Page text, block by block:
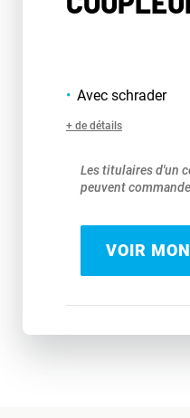
Avec schrader
+ de détails
Les titulaires d'un
peuvent
VOIR